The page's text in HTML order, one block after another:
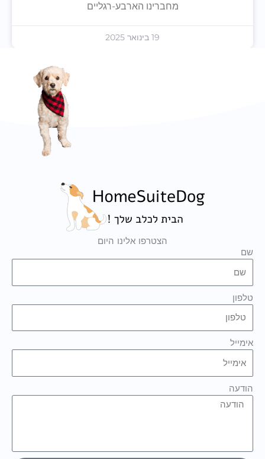
מחברינו הארבע-רגליים
19 בינואר 2025
הצטרפו אלינו היום
שם
טלפון
אימייל
הודעה